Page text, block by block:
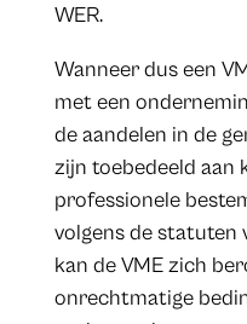
WER.
Wanneer dus een
met een
de aandelen in de
zijn toebedeeld aan
professionele
volgens de statuten
kan de VME zich
onrechtmatige